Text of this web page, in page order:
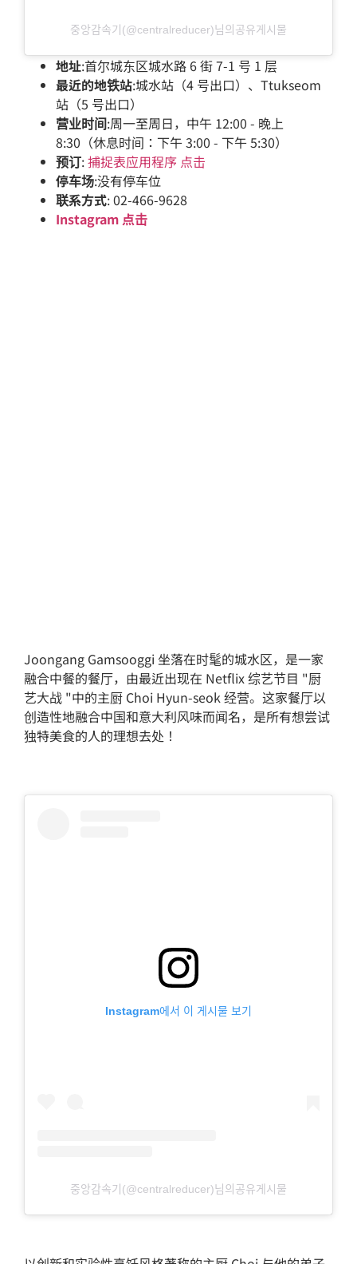
중앙감속기(@centralreducer)님의공유게시물
地址:首尔城东区城水路 6 街 7-1 号 1 层
最近的地铁站:城水站（4 号出口）、Ttukseom
站（5 号出口）
营业时间:周一至周日，中午 12:00 - 晚上
8:30（休息时间：下午 3:00 - 下午 5:30）
预订:捕捉表应用程序 点击
停车场:没有停车位
联系方式: 02-466-9628
Instagram 点击
Joongang Gamsooggi 坐落在时髦的城水区，是一家
融合中餐的餐厅，由最近出现在 Netflix 综艺节目 "厨
艺大战 "中的主厨 Choi Hyun-seok 经营。这家餐厅以
创造性地融合中国和意大利风味而闻名，是所有想尝试
独特美食的人的理想去处！
Instagram에서 이 게시물 보기
중앙감속기(@centralreducer)님의공유게시물